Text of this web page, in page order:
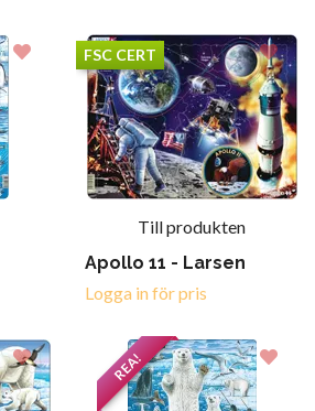
FSC CERT
Till produkten
Apollo 11 - Larsen
Logga in för pris
REA!